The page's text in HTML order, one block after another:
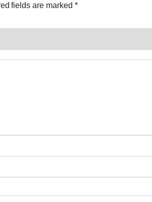
fields are marked *